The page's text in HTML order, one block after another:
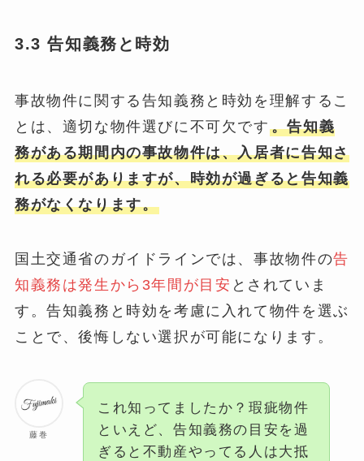
3.3 告知義務と時効
事故物件に関する告知義務と時効を理解するこ
とは、適切な物件選びに不可欠です 。告知義
務がある期間内の事故物件は、入居者に告知さ
れる必要がありますが、時効が過ぎると告知義
務がなくなります。
国土交通省のガイドラインでは、事故物件の告
知義務は発生から3年間が目安 とされていま
す。告知義務と時効を考慮に入れて物件を選ぶ
ことで、後悔しない選択が可能になります。
藤巻
これ知ってましたか？瑕疵物件
といえど、告知義務の目安を過
ぎると不動産やってる人は大抵